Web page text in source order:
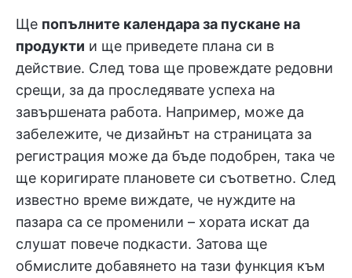
Ще попълните календара за пускане на
продукти и ще приведете плана си в
действие. След това ще провеждате редовни
срещи, за да проследявате успеха на
завършената работа. Например, може да
забележите, че дизайнът на страницата за
регистрация може да бъде подобрен, така че
ще коригирате плановете си съответно. След
известно време виждате, че нуждите на
пазара са се променили – хората искат да
слушат повече подкасти. Затова ще
обмислите добавянето на тази функция към